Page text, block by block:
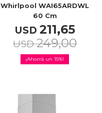
Whirlpool WAI65ARDWL
60 Cm
USD 211,65
USD 249,00
15